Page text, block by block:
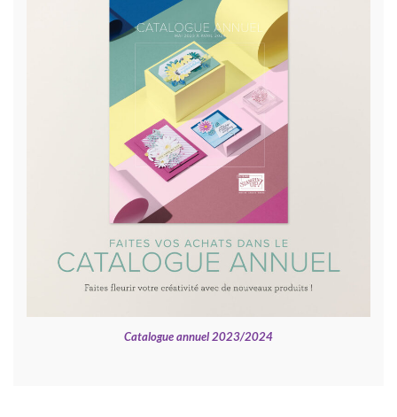
Catalogue annuel 2023/2024